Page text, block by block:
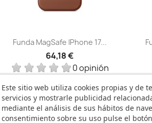
Vista rápida
Funda MagSafe IPhone 17...
64,18 €
0 opinión
favorite_border
Este sitio web utiliza cookies propias y de
servicios y mostrarle publicidad
mediante el análisis de sus hábitos de
consentimiento sobre su uso pulse el